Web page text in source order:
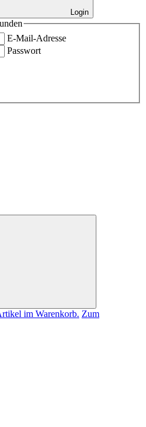
Login
E-Mail-Adresse
Passwort
Warenkorbim Warenkorb. Zum